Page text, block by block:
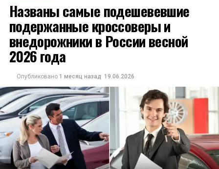
Названы самые подешевевшие
подержанные кроссоверы и
внедорожники в России весной
2026 года
Опубликовано 1 месяц назад 19.06.2026